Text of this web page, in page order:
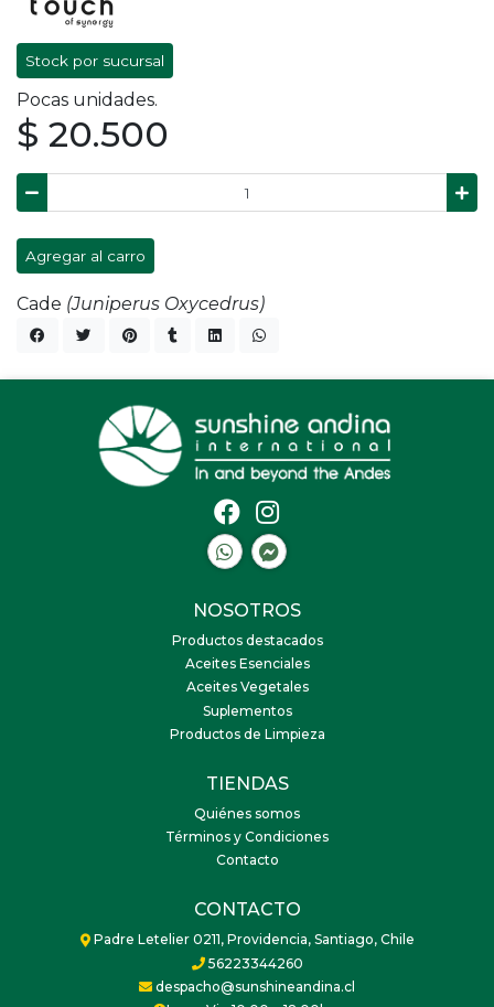
Stock por sucursal
Pocas unidades.
$ 20.500
Agregar al carro
Cade (Juniperus Oxycedrus)
NOSOTROS
Productos destacados
Aceites Esenciales
Aceites Vegetales
Suplementos
Productos de Limpieza
TIENDAS
Quiénes somos
Términos y Condiciones
Contacto
CONTACTO
Padre Letelier 0211, Providencia, Santiago, Chile
56223344260
despacho@sunshineandina.cl